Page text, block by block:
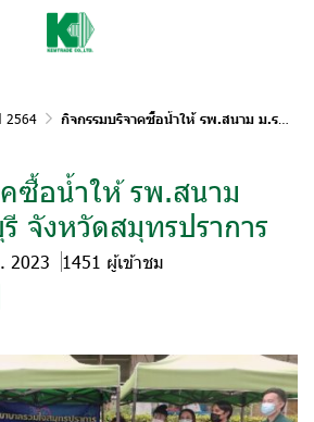
2564 กิจกรรมบริจาคซื้อน้ำให้ รพ.สนาม ม.ราชภัฎธนบุรี จังหวัดสมุทรปราการ
ซื้อน้ำให้ รพ.สนาม
จังหวัดสมุทรปราการ
2023 1451 ผู้เข้าชม